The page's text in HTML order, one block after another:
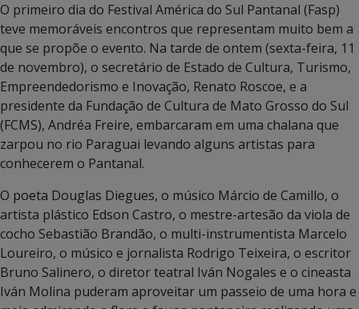
O primeiro dia do Festival América do Sul Pantanal (Fasp)
teve memoráveis encontros que representam muito bem a
que se propõe o evento. Na tarde de ontem (sexta-feira, 11
de novembro), o secretário de Estado de Cultura, Turismo,
Empreendedorismo e Inovação, Renato Roscoe, e a
presidente da Fundação de Cultura de Mato Grosso do Sul
(FCMS), Andréa Freire, embarcaram em uma chalana que
zarpou no rio Paraguai levando alguns artistas para
conhecerem o Pantanal.
O poeta Douglas Diegues, o músico Márcio de Camillo, o
artista plástico Edson Castro, o mestre-artesão da viola de
cocho Sebastião Brandão, o multi-instrumentista Marcelo
Loureiro, o músico e jornalista Rodrigo Teixeira, o escritor
Bruno Salinero, o diretor teatral Iván Nogales e o cineasta
Iván Molina puderam aproveitar um passeio de uma hora e